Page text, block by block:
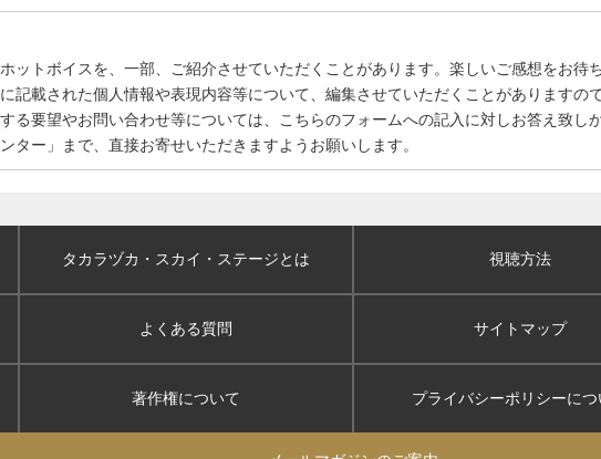
ットボイスを、一部、ご紹介させていただくことがあります。楽しいご感想をお待
記載された個人情報や表現内容等について、編集させていただくことがありますの
る要望やお問い合わせ等については、こちらのフォームへの記入に対しお答え致し
ー」まで、直接お寄せいただきますようお願いします。
タカラヅカ・スカイ ・ステージとは 視聴方法
よくある質問 サイトマップ
著作権について プライバシーポリシーにつ